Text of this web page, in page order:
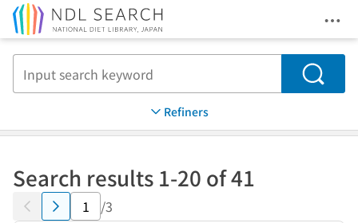
Search
Refiners
Search results 1-20 of 41
/3